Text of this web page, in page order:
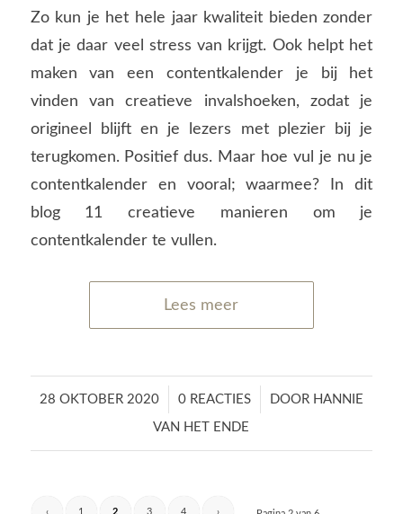
Zo kun je het hele jaar kwaliteit bieden zonder
dat je daar veel stress van krijgt. Ook helpt het
maken van een contentkalender je bij het
vinden van creatieve invalshoeken, zodat je
origineel blijft en je lezers met plezier bij je
terugkomen. Positief dus. Maar hoe vul je nu je
contentkalender en vooral; waarmee? In dit
blog 11 creatieve manieren om je
contentkalender te vullen.
Lees meer
28 OKTOBER 2020
/ 0 REACTIES
/ DOOR HANNIE
VAN HET ENDE
‹ 1 2 3 4 ›